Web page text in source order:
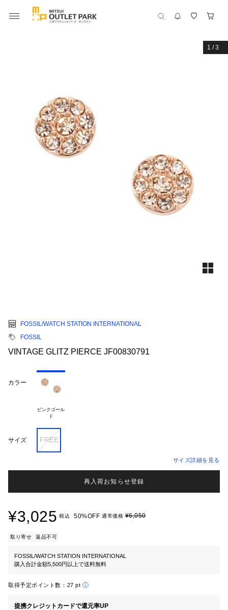
1 /3
FOSSIL/WATCH STATION INTERNATIONAL
FOSSIL
VINTAGE GLITZ PIERCE JF00830791
カラー
ピンクゴール
サイズ FREE
サイズ詳細を見る
再入荷お知らせ登録
¥3,025 税込 50%OFF 通常価格¥6,050
取り寄せ 返品不可
FOSSIL/WATCH STATION INTERNATIONAL
購入合計金額5,500円以上で送料無料
取得予定ポイント数： 27 pt
提携クレジットカードで還元率UP